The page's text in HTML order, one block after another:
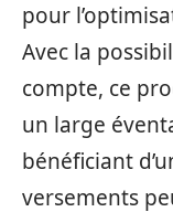
pour
Avec la
compte, ce
un large
bénéficiant
versements